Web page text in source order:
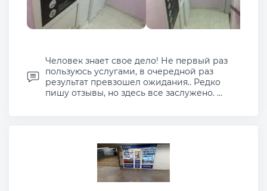
Человек знает свое дело! Не первый раз
пользуюсь услугами, в очередной раз
результат превзошел ожидания.. Редко
пишу отзывы, но здесь все заслужено. ...